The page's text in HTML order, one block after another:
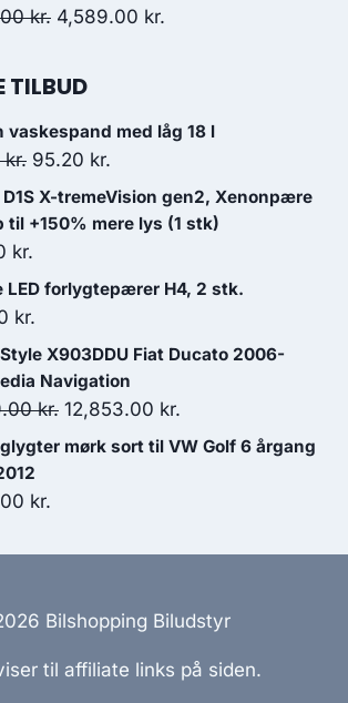
var:
er:
kr. Den
pris
4,799.00 kr..
4,589.00 kr.
4,589.00 kr..
TILBUD
vaskespand med låg 18 l
kr. Den
oprindelige
pris
119.00 kr..
95.20 kr.
aktuelle
pris
95.20 kr..
X-tremeVision gen2, Xenonpære
til +150% mere lys (1 stk)
kr.
LED forlygtepærer H4, 2 stk.
kr.
X903DDU Fiat Ducato 2006-
Navigation
kr. Den
oprindelige
12,853.00 kr.
aktuelle
mørk sort til VW Golf 6 årgang
kr.
Bilshopping Biludstyr
til affiliate links på siden.